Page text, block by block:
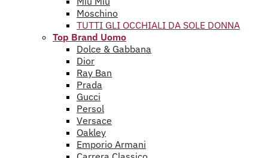
Moschino
TUTTI GLI OCCHIALI DA SOLE DONNA
Top Brand Uomo
Dolce & Gabbana
Dior
Ray Ban
Prada
Gucci
Persol
Versace
Oakley
Emporio Armani